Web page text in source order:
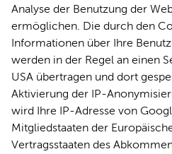
Analyse der Benutzung der
ermöglichen. Die durch den
Informationen über Ihre
werden in der Regel an einen
USA übertragen und dort
Aktivierung der IP-
wird Ihre IP-Adresse von
Mitgliedstaaten der
Vertragsstaaten des